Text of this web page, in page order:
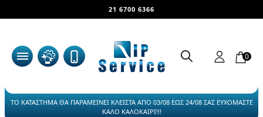
21 6700 6366
0
ΤΟ ΚΑΤΑΣΤΗΜΑ ΘΑ ΠΑΡΑΜΕΙΝΕΙ ΚΛΕΙΣΤΑ ΑΠΟ 03/08 ΕΩΣ 24/08 ΣΑΣ ΕΥΧΟΜΑΣΤΕ
ΚΑΛΟ ΚΑΛΟΚΑΙΡΙ!!!